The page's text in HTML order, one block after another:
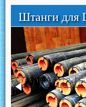
Штанги для